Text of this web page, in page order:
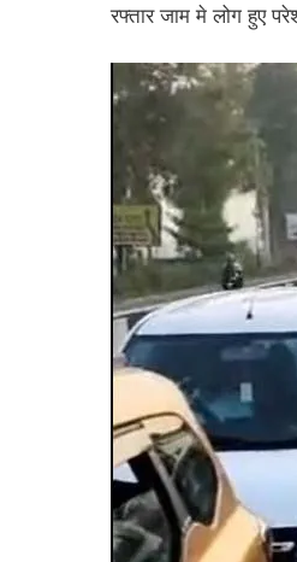
रफ्तार जाम मे लोग हुए